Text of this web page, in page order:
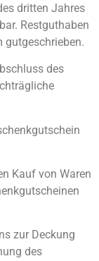
dritten Jahres
Restguthaben
gutgeschrieben.
des
Kauf von Waren
zur Deckung
des